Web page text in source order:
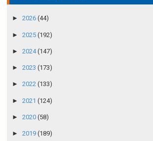
► 2026 (44)
► 2025 (192)
► 2024(147)
► 2023 (173)
► 2022 (133)
► 2021 (124)
► 2020 (58)
► 2019 (189)